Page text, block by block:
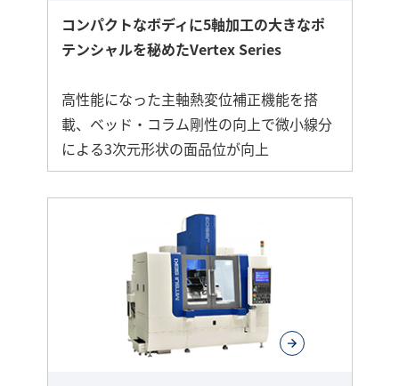
コンパクトなボディに5軸加工の大きなポ
テンシャルを秘めたVertex Series
高性能になった主軸熱変位補正機能を搭
載、ベッド・コラム剛性の向上で微小線分
による3次元形状の面品位が向上